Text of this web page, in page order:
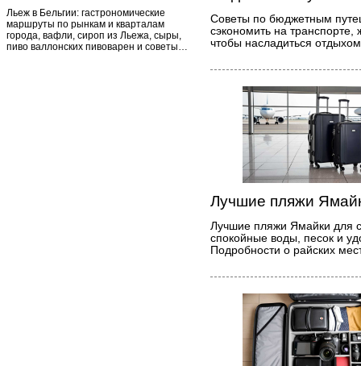
Льеж в Бельгии: гастрономические
маршруты по рынкам и кварталам
города, вафли, сироп из Льежа, сыры,
пиво валлонских пивоварен и советы…
Советы по бюджетным
сэкономить на транспорте,
чтобы насладиться
Лучшие пляжи
Лучшие пляжи Ямайки для
спокойные воды, песок и
Подробности о райских